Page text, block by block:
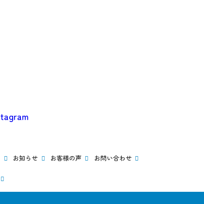
お知らせ お客様の声 お問い合わせ